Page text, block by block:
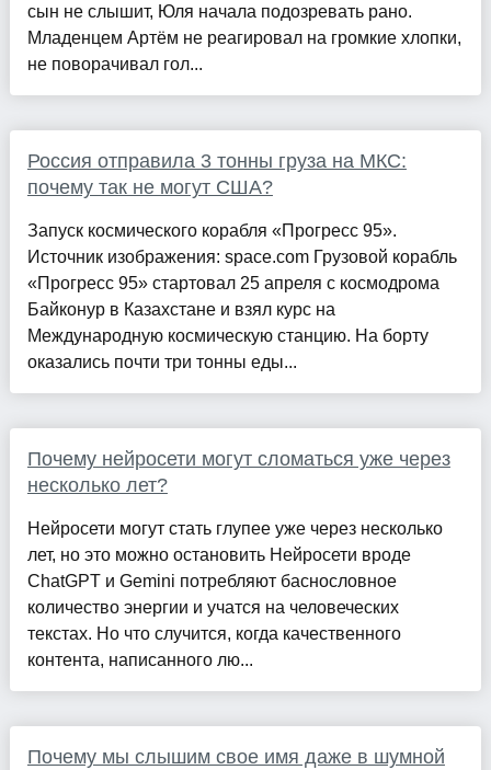
сын не слышит, Юля начала подозревать рано.
Младенцем Артём не реагировал на громкие хлопки,
не поворачивал гол...
Россия отправила 3 тонны груза на МКС:
почему так не могут США?
Запуск космического корабля «Прогресс 95».
Источник изображения: space.com Грузовой корабль
«Прогресс 95» стартовал 25 апреля с космодрома
Байконур в Казахстане и взял курс на
Международную космическую станцию. На борту
оказались почти три тонны еды...
Почему нейросети могут сломаться уже через
несколько лет?
Нейросети могут стать глупее уже через несколько
лет, но это можно остановить Нейросети вроде
ChatGPT и Gemini потребляют баснословное
количество энергии и учатся на человеческих
текстах. Но что случится, когда качественного
контента, написанного лю...
Почему мы слышим свое имя даже в шумной